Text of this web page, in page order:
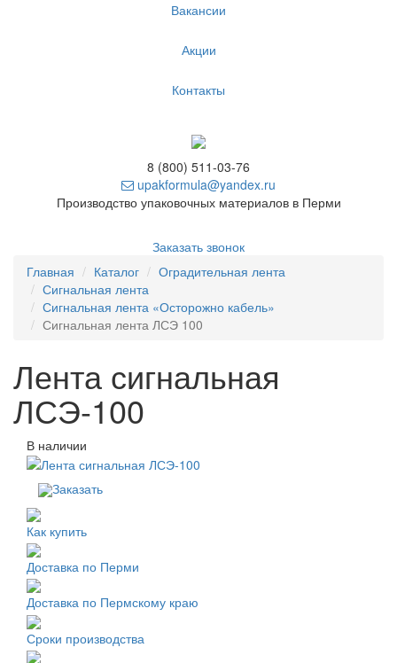
Вакансии
Акции
Контакты
8 (800) 511-03-76
upakformula@yandex.ru
Производство упаковочных материалов в Перми
Заказать звонок
Главная
Каталог
Оградительная лента
Сигнальная лента
Сигнальная лента «Осторожно кабель»
Сигнальная лента ЛСЭ 100
Лента сигнальная
ЛСЭ-100
В наличии
Заказать
Как купить
Доставка по Перми
Доставка по Пермскому краю
Сроки производства